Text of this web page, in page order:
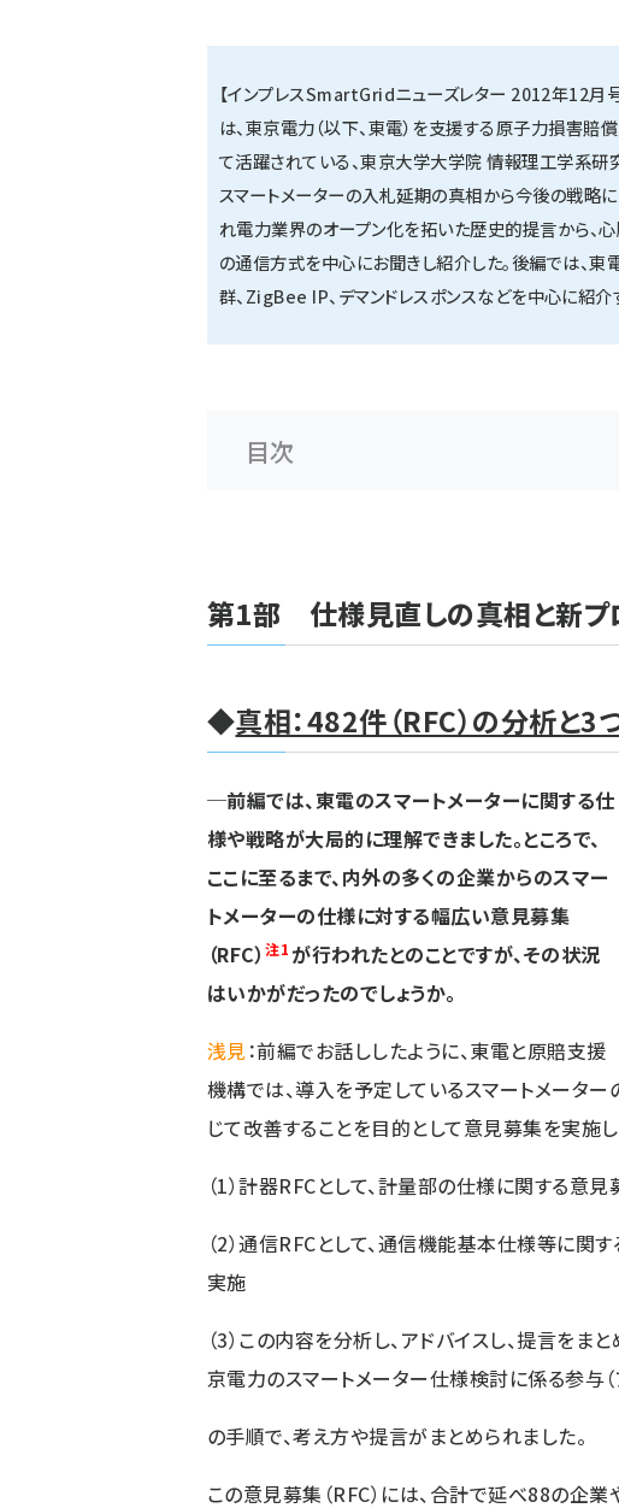
【インプレスSmartGridニューズレター 2012年12月
は、東京電力（以下、東電）を支援する原子力損害賠
て活躍されている、東京大学大学院 情報理工学系研
スマートメーターの入札延期の真相から今後の戦略
れ電力業界のオープン化を拓いた歴史的提言から、
の通信方式を中心にお聞きし紹介した。後編では、
群、ZigBee IP、デマンドレスポンスなどを中心に紹介
目次
第1部 仕様見直しの真相と新プ
◆真相：482件（RFC）の分析と
─前編では、東電のスマートメーターに関する仕
様や戦略が大局的に理解できました。ところで、
ここに至るまで、内外の多くの企業からのスマー
トメーターの仕様に対する幅広い意見募集
（RFC）注1 が行われたとのことですが、その状況
はいかがだったのでしょうか。
浅見：前編でお話ししたように、東電と原賠支援
機構では、導入を予定しているスマートメータ
じて改善することを目的として意見募集を実施し
（1）計器RFCとして、計量部の仕様に関する意
（2）通信RFCとして、通信機能基本仕様等に
実施
（3）この内容を分析し、アドバイスし、提言を
京電力のスマートメーター仕様検討に係る参与（
の手順で、考え方や提言がまとめられました。
この意見募集（RFC）には、合計で延べ88の企